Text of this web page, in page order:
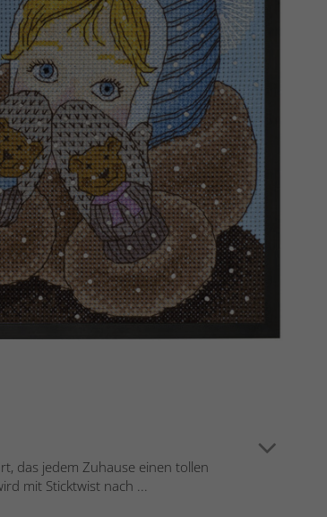
das jedem Zuhause einen tollen
mit Sticktwist nach ...